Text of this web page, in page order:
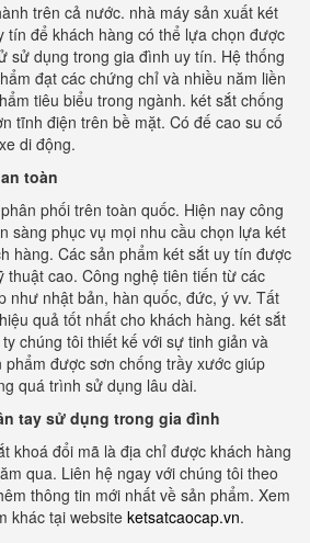
trên cả nước. nhà máy sản xuất két
tín để khách hàng có thể lựa chọn được
sử dụng trong gia đình uy tín. Hệ thống
đạt các chứng chỉ và nhiều năm liền
tiêu biểu trong ngành. két sắt chống
tĩnh điện trên bề mặt. Có đế cao su cố
di động.
toàn
phối trên toàn quốc. Hiện nay công
sàng phục vụ mọi nhu cầu chọn lựa két
hàng. Các sản phẩm két sắt uy tín được
thuật cao. Công nghệ tiên tiến từ các
như nhật bản, hàn quốc, đức, ý vv. Tất
quả tốt nhất cho khách hàng. két sắt
chúng tôi thiết kế với sự tinh giản và
được sơn chống trầy xước giúp
quá trình sử dụng lâu dài.
tay sử dụng trong gia đình
khoá đổi mã là địa chỉ được khách hàng
qua. Liên hệ ngay với chúng tôi theo
thông tin mới nhất về sản phẩm. Xem
khác tại website ketsatcaocap.vn.